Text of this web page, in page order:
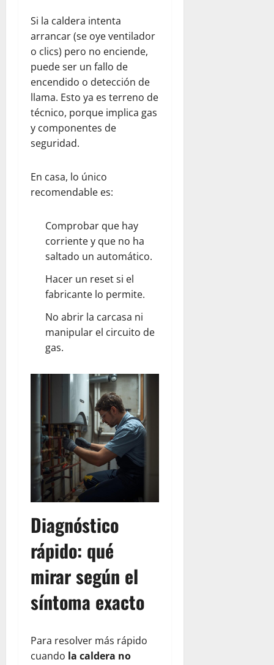
Si la caldera intenta
arrancar (se oye ventilador
o clics) pero no enciende,
puede ser un fallo de
encendido o detección de
llama. Esto ya es terreno de
técnico, porque implica gas
y componentes de
seguridad.
En casa, lo único
recomendable es:
Comprobar que hay
corriente y que no ha
saltado un automático.
Hacer un reset si el
fabricante lo permite.
No abrir la carcasa ni
manipular el circuito de
gas.
Diagnóstico
rápido: qué
mirar según el
síntoma exacto
Para resolver más rápido
cuando la caldera no